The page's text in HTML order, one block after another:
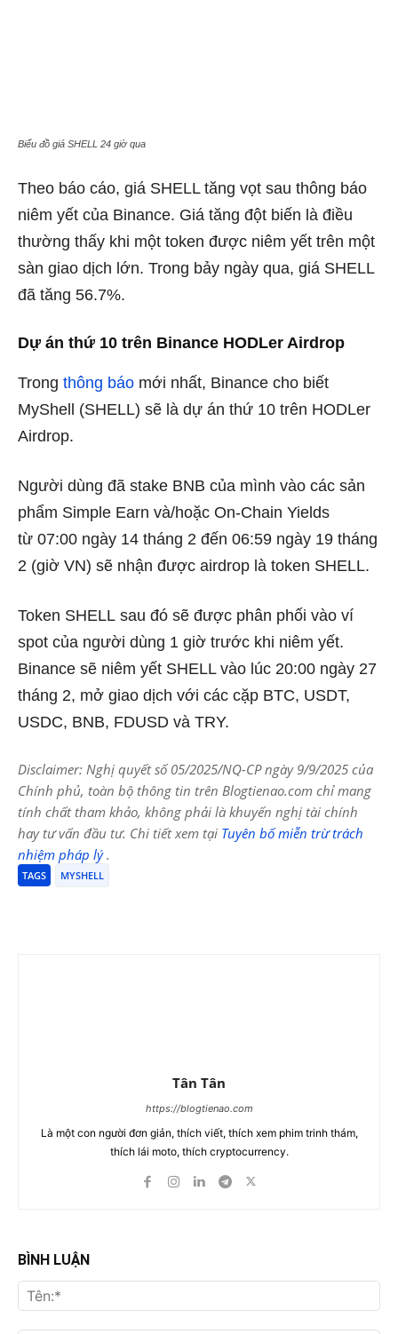
Biểu đồ giá SHELL 24 giờ qua
Theo báo cáo, giá SHELL tăng vọt sau thông báo
niêm yết của Binance. Giá tăng đột biến là điều
thường thấy khi một token được niêm yết trên một
sàn giao dịch lớn. Trong bảy ngày qua, giá SHELL
đã tăng 56.7%.
Dự án thứ 10 trên Binance HODLer Airdrop
Trong thông báo mới nhất, Binance cho biết
MyShell (SHELL) sẽ là dự án thứ 10 trên HODLer
Airdrop.
Người dùng đã stake BNB của mình vào các sản
phẩm Simple Earn và/hoặc On-Chain Yields
từ 07:00 ngày 14 tháng 2 đến 06:59 ngày 19 tháng
2 (giờ VN) sẽ nhận được airdrop là token SHELL.
Token SHELL sau đó sẽ được phân phối vào ví
spot của người dùng 1 giờ trước khi niêm yết.
Binance sẽ niêm yết SHELL vào lúc 20:00 ngày 27
tháng 2, mở giao dịch với các cặp BTC, USDT,
USDC, BNB, FDUSD và TRY.
Disclaimer: Nghị quyết số 05/2025/NQ-CP ngày 9/9/2025 của
Chính phủ, toàn bộ thông tin trên Blogtienao.com chỉ mang
tính chất tham khảo, không phải là khuyến nghị tài chính
hay tư vấn đầu tư. Chi tiết xem tại Tuyên bố miễn trừ trách
nhiệm pháp lý.
TAGS MYSHELL
Tân Tân
https://blogtienao.com
Là một con người đơn giản, thích viết, thích xem phim trinh thám,
thích lái moto, thích cryptocurrency.
BÌNH LUẬN